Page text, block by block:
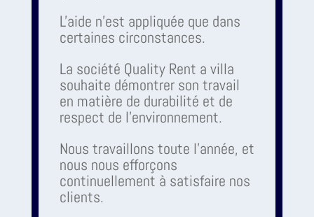
L'aide n'est appliquée que dans
certaines circonstances.
La société Quality Rent a villa
souhaite démontrer son travail
en matière de durabilité et de
respect de l'environnement.
Nous travaillons toute l'année, et
nous nous efforçons
continuellement à satisfaire nos
clients.